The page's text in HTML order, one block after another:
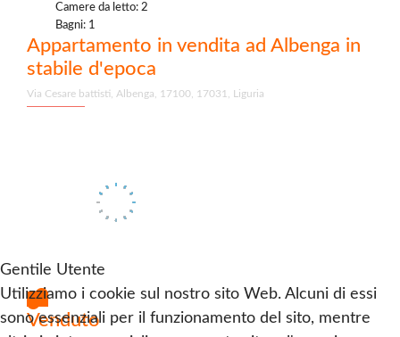
Camere da letto: 2
Bagni: 1
Appartamento in vendita ad Albenga in
stabile d'epoca
Via Cesare battisti, Albenga, 17100, 17031, Liguria
Venduto
Gentile Utente
Utilizziamo i cookie sul nostro sito Web. Alcuni di essi
sono essenziali per il funzionamento del sito, mentre